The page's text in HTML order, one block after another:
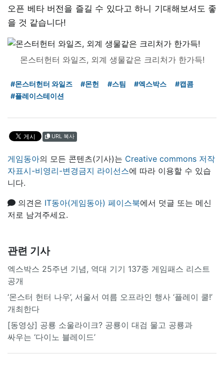
오픈 베타 버전을 즐길 수 있다고 하니 기대해보셔도 좋
을 것 같습니다!
몬스터헌터 와일즈, 외계 생물같은 크리처가 한가득!
#몬스터헌터 와일즈 #몬헌 #스팀 #엑스박스
#캡콤
#플레이스테이션
URL 복사
게임동아의 모든 콘텐츠(기사)는 Creative commons 저작
자표시-비영리-변경금지 라이선스에 따라 이용할 수 있습
니다.
의견은 IT동아(게임동아) 페이스북에서 덧글 또는 메신
저로 남겨주세요.
관련 기사
엑스박스 25주년 기념, 역대 기기 137종 게임패스 리스트
공개
‘몬스터 헌터 나우’, 서울서 여름 오프라인 행사 ‘플레이 쿨!’
개최한다
[동영상] 공룡 소울라이크? 공룡이 대검 물고 공룡과
싸우는 ‘다이노 블레이드’